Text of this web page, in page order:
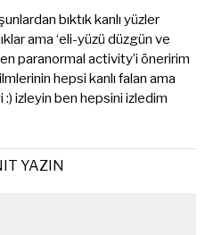
bıktık kanlı yüzler
ama ‘eli-yüzü düzgün ve
paranormal activity’i öneririm
hepsi kanlı falan ama
izleyin ben hepsini izledim
YAZIN